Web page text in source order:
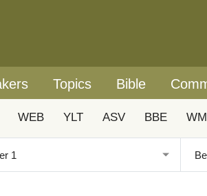
Topics Bible
WEB YLT ASV BBE